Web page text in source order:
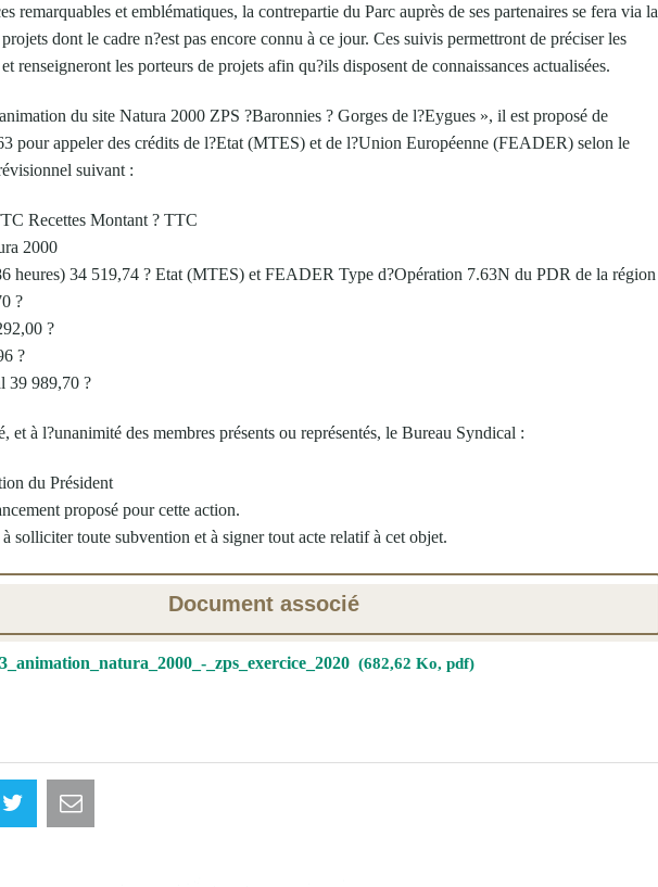
remarquables et emblématiques, la contrepartie du Parc auprès de ses partenaires se fera via la
dont le cadre n?est pas encore connu à ce jour. Ces suivis permettront de préciser les
renseigneront les porteurs de projets afin qu?ils disposent de connaissances actualisées.
du site Natura 2000 ZPS ?Baronnies ? Gorges de l?Eygues », il est proposé de
pour appeler des crédits de l?Etat (MTES) et de l?Union Européenne (FEADER) selon le
suivant :
Recettes Montant ? TTC
2000
heures) 34 519,74 ? Etat (MTES) et FEADER Type d?Opération 7.63N du PDR de la région
?
?
?
39 989,70 ?
et à l?unanimité des membres présents ou représentés, le Bureau Syndical :
du Président
proposé pour cette action.
solliciter toute subvention et à signer tout acte relatif à cet objet.
Document associé
_zps_exercice_2020 682,62 Ko, pdf